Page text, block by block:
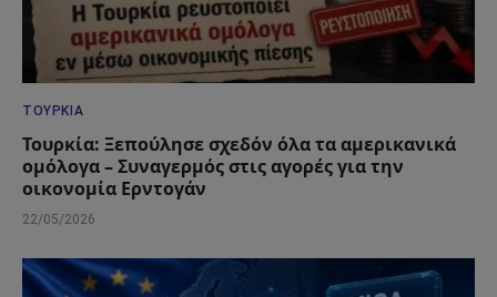
ΤΟΥΡΚΊΑ
Τουρκία: Ξεπούλησε σχεδόν όλα τα αμερικανικά
ομόλογα – Συναγερμός στις αγορές για την
οικονομία Ερντογάν
22/05/2026